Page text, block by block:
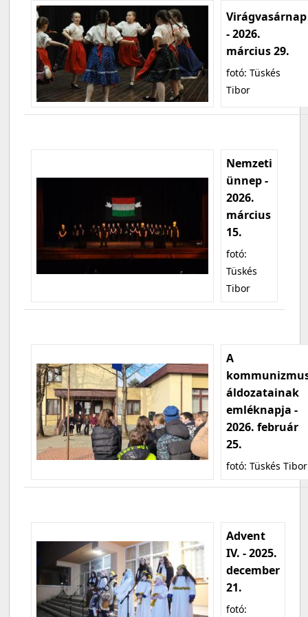
Virágvasárnap
- 2026.
március 29.
fotó: Tüskés
Tibor
Nemzeti
ünnep -
2026.
március
15.
fotó:
Tüskés
Tibor
A
áldozatainak
emléknapja -
2026. február
25.
fotó: Tüskés Tibor
Advent
IV. - 2025.
december
21.
fotó: